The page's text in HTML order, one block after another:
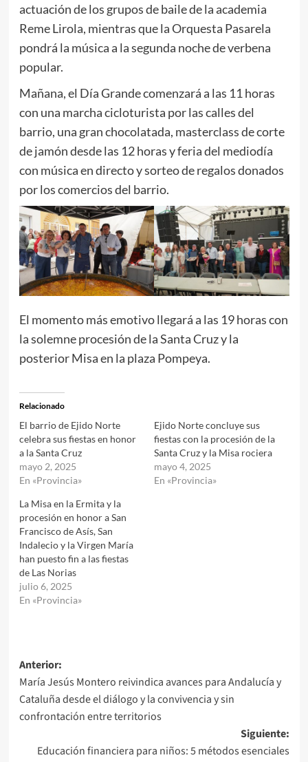
actuación de los grupos de baile de la academia
Reme Lirola, mientras que la Orquesta Pasarela
pondrá la música a la segunda noche de verbena
popular.
Mañana, el Día Grande comenzará a las 11 horas
con una marcha cicloturista por las calles del
barrio, una gran chocolatada, masterclass de corte
de jamón desde las 12 horas y feria del mediodía
con música en directo y sorteo de regalos donados
por los comercios del barrio.
El momento más emotivo llegará a las 19 horas con
la solemne procesión de la Santa Cruz y la
posterior Misa en la plaza Pompeya.
Relacionado
El barrio de Ejido Norte
celebra sus fiestas en honor
a la Santa Cruz
mayo 2, 2025
En «Provincia»
Ejido Norte concluye sus
fiestas con la procesión de la
Santa Cruz y la Misa rociera
mayo 4, 2025
En «Provincia»
La Misa en la Ermita y la
procesión en honor a San
Francisco de Asís, San
Indalecio y la Virgen María
han puesto fin a las fiestas
de Las Norias
julio 6, 2025
En «Provincia»
Navegación
de
entradas
Anterior:
María Jesús Montero reivindica avances para Andalucía y
Cataluña desde el diálogo y la convivencia y sin
confrontación entre territorios
Siguiente:
Educación financiera para niños: 5 métodos esenciales